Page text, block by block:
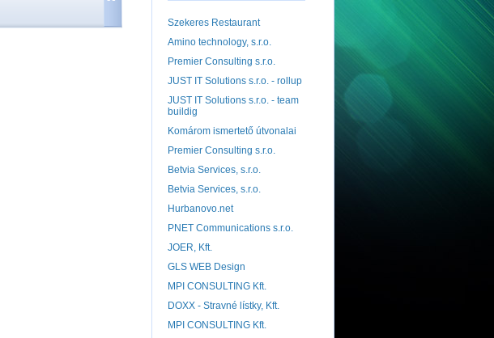
Szekeres Restaurant
Amino technology, s.r.o.
Premier Consulting s.r.o.
JUST IT Solutions s.r.o. - rollup
JUST IT Solutions s.r.o. - team
buildig
Komárom ismertető útvonalai
Premier Consulting s.r.o.
Betvia Services, s.r.o.
Betvia Services, s.r.o.
Hurbanovo.net
PNET Communications s.r.o.
JOER, Kft.
GLS WEB Design
MPI CONSULTING Kft.
DOXX - Stravné lístky, Kft.
MPI CONSULTING Kft.